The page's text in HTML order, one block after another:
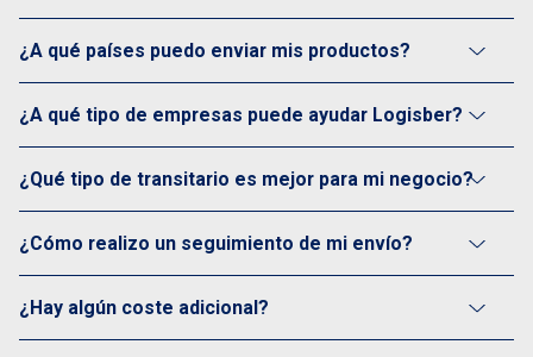
¿A qué países puedo enviar mis productos?
¿A qué tipo de empresas puede ayudar Logisber?
¿Qué tipo de transitario es mejor para mi negocio?
¿Cómo realizo un seguimiento de mi envío?
¿Hay algún coste adicional?